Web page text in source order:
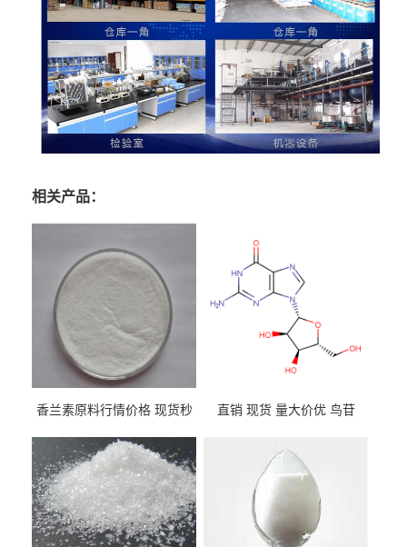
相关产品：
香兰素原料行情价格 现货秒
直销 现货 量大价优 鸟苷